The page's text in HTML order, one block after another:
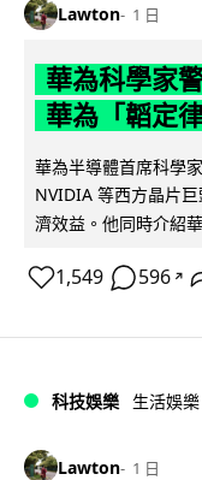
Lawton 1 日
華為科學家
華為「韜定
華為半導體首席科學
NVIDIA 等西方晶片
濟效益。他同時介紹
1,549 596 ↗
科技娛樂 生活娛樂
Lawton 1 日